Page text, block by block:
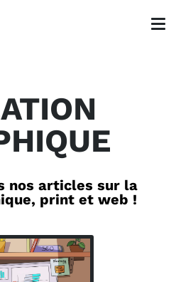
nos articles sur la
print et web !